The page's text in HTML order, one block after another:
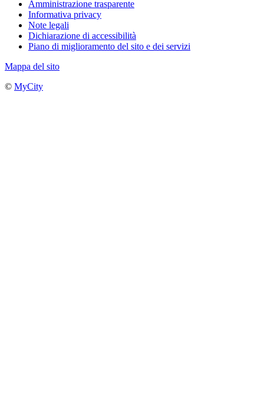
Amministrazione trasparente
Informativa privacy
Note legali
Dichiarazione di accessibilità
Piano di miglioramento del sito e dei servizi
Mappa del sito
© MyCity